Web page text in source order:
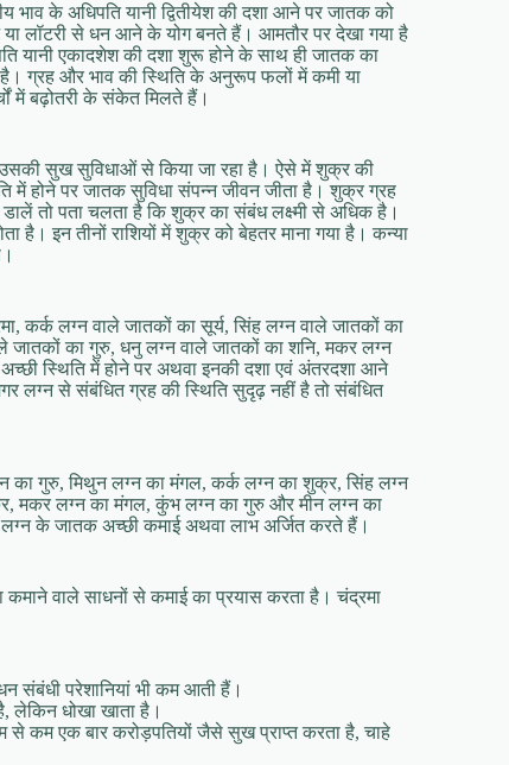
भाव के अधिपति यानी द्वितीयेश की दशा आने पर जातक को
या लॉटरी से धन आने के योग बनते हैं। आमतौर पर देखा गया है
यानी एकादशेश की दशा शुरू होने के साथ ही जातक का
ग्रह और भाव की स्थिति के अनुरूप फलों में कमी या
में बढ़ोतरी के संकेत मिलते हैं।
उसकी सुख सुविधाओं से किया जा रहा है। ऐसे में शुक्र की
में होने पर जातक सुविधा संपन्‍न जीवन जीता है। शुक्र ग्रह
डालें तो पता चलता है कि शुक्र का संबंध लक्ष्‍मी से अधिक है।
इन तीनों राशियों में शुक्र को बेहतर माना गया है। कन्‍या
कर्क लग्‍न वाले जातकों का सूर्य, सिंह लग्‍न वाले जातकों का
जातकों का गुरु, धनु लग्‍न वाले जातकों का शनि, मकर लग्‍न
स्थिति में होने पर अथवा इनकी दशा एवं अंतरदशा आने
लग्‍न से संबंधित ग्रह की स्थिति सुदृढ़ नहीं है तो संबंधित
का गुरु, मिथुन लग्‍न का मंगल, कर्क लग्‍न का शुक्र, सिंह लग्‍न
मकर लग्‍न का मंगल, कुंभ लग्‍न का गुरु और मीन लग्‍न का
लग्‍न के जातक अच्‍छी कमाई अथवा लाभ अर्जित करते हैं।
वाले साधनों से कमाई का प्रयास करता है। चंद्रमा
संबंधी परेशानियां भी कम आती हैं।
लेकिन धोखा खाता है।
से कम एक बार करोड़पतियों जैसे सुख प्राप्‍त करता है, चाहे